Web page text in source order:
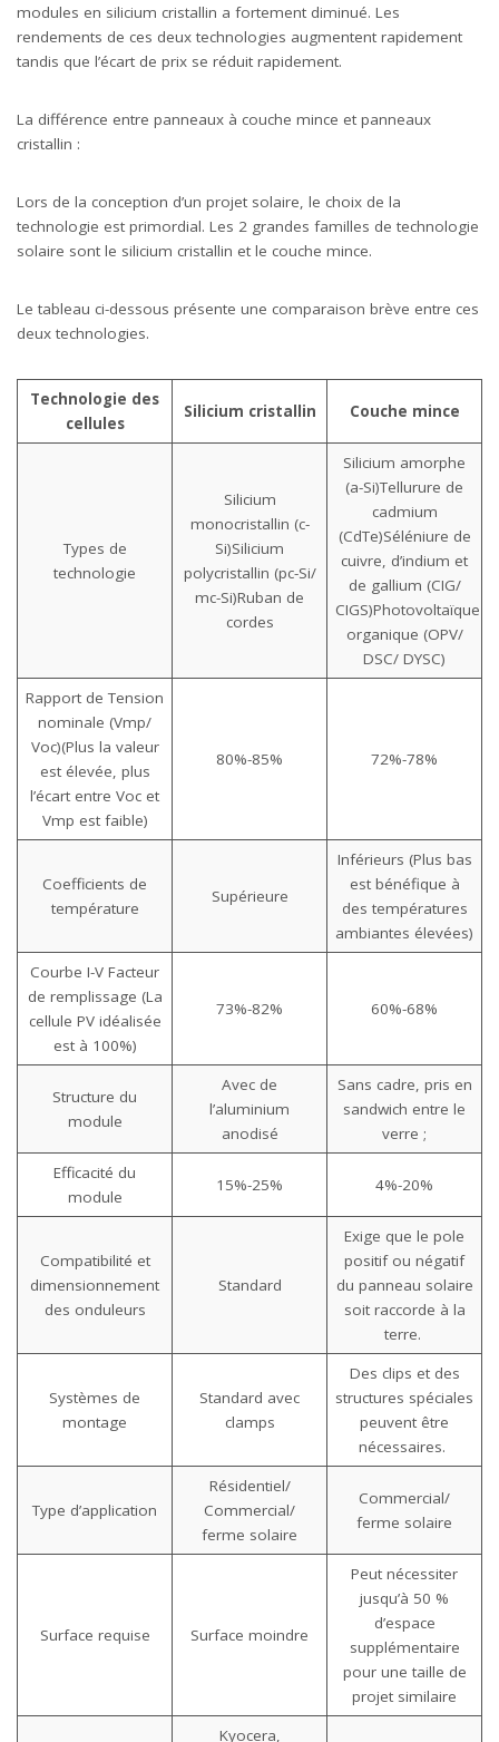
modules en silicium cristallin a fortement diminué. Les
rendements de ces deux technologies augmentent rapidement
tandis que l’écart de prix se réduit rapidement.
La différence entre panneaux à couche mince et panneaux
cristallin :
Lors de la conception d’un projet solaire, le choix de la
technologie est primordial. Les 2 grandes familles de technologie
solaire sont le silicium cristallin et le couche mince.
Le tableau ci-dessous présente une comparaison brève entre ces
deux technologies.
Technologie des
cellules
Silicium cristallin Couche mince
Types de
technologie
Silicium
monocristallin (c-
Si)Silicium
polycristallin (pc-Si/
mc-Si)Ruban de
cordes
Silicium amorphe
(a-Si)Tellurure de
cadmium
(CdTe)Séléniure de
cuivre, d’indium et
de gallium (CIG/
CIGS)Photovoltaïque
organique (OPV/
DSC/ DYSC)
Rapport de Tension
nominale (Vmp/
Voc)(Plus la valeur
est élevée, plus
l’écart entre Voc et
Vmp est faible)
80%-85% 72%-78%
Coefficients de
température
Supérieure
Inférieurs (Plus bas
est bénéfique à
des températures
ambiantes élevées)
Courbe I-V Facteur
de remplissage (La
cellule PV idéalisée
est à 100%)
73%-82% 60%-68%
Structure du
module
Avec de
l’aluminium
anodisé
Sans cadre, pris en
sandwich entre le
verre ;
Efficacité du
module
15%-25% 4%-20%
Compatibilité et
dimensionnement
des onduleurs
Standard
Exige que le pole
positif ou négatif
du panneau solaire
soit raccorde à la
terre.
Systèmes de
montage
Standard avec
clamps
Des clips et des
structures spéciales
peuvent être
nécessaires.
Type d’application
Résidentiel/
Commercial/
ferme solaire
Commercial/
ferme solaire
Surface requise Surface moindre
Peut nécessiter
jusqu’à 50 %
d’espace
supplémentaire
pour une taille de
projet similaire
Kyocera,